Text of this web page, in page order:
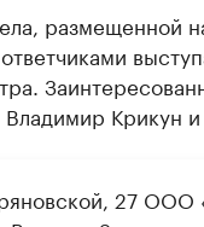
размещенной
Крикун
27 ООО